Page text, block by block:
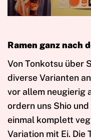
Ramen ganz nach
Von Tonkotsu über
diverse Varianten
vor allem neugierig
ordern uns Shio
einmal komplett
Variation mit Ei. Die